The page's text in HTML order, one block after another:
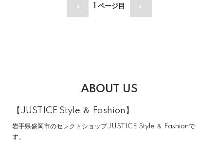
ページ目
ABOUT US
【JUSTICE Style ＆ Fashion】
岩手県盛岡市のセレクトショップJUSTICE Style ＆ Fashionで
す。